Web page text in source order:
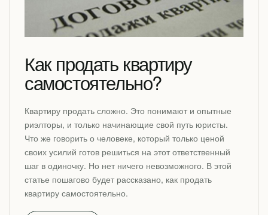
Как продать квартиру
самостоятельно?
Квартиру продать сложно. Это понимают и опытные
риэлторы, и только начинающие свой путь юристы.
Что же говорить о человеке, который только ценой
своих усилий готов решиться на этот ответственный
шаг в одиночку. Но нет ничего невозможного. В этой
статье пошагово будет рассказано, как продать
квартиру самостоятельно.